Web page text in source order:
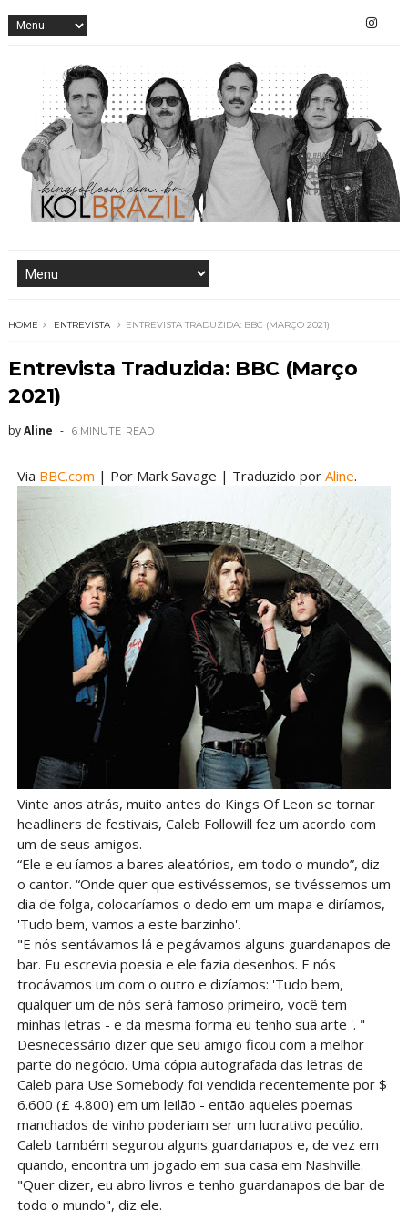
HOME ENTREVISTA ENTREVISTA TRADUZIDA: BBC (MARÇO 2021)
Entrevista Traduzida: BBC (Março
2021)
byAline 6 MINUTE READ
Via BBC.com | Por Mark Savage | Traduzido por Aline.
Vinte anos atrás, muito antes do Kings Of Leon se tornar
headliners de festivais, Caleb Followill fez um acordo com
um de seus amigos.
“Ele e eu íamos a bares aleatórios, em todo o mundo”, diz
o cantor. “Onde quer que estivéssemos, se tivéssemos um
dia de folga, colocaríamos o dedo em um mapa e diríamos,
'Tudo bem, vamos a este barzinho'.
"E nós sentávamos lá e pegávamos alguns guardanapos de
bar. Eu escrevia poesia e ele fazia desenhos. E nós
trocávamos um com o outro e dizíamos: 'Tudo bem,
qualquer um de nós será famoso primeiro, você tem
minhas letras - e da mesma forma eu tenho sua arte '. "
Desnecessário dizer que seu amigo ficou com a melhor
parte do negócio. Uma cópia autografada das letras de
Caleb para Use Somebody foi vendida recentemente por $
6.600 (£ 4.800) em um leilão - então aqueles poemas
manchados de vinho poderiam ser um lucrativo pecúlio.
Caleb também segurou alguns guardanapos e, de vez em
quando, encontra um jogado em sua casa em Nashville.
"Quer dizer, eu abro livros e tenho guardanapos de bar de
todo o mundo", diz ele.